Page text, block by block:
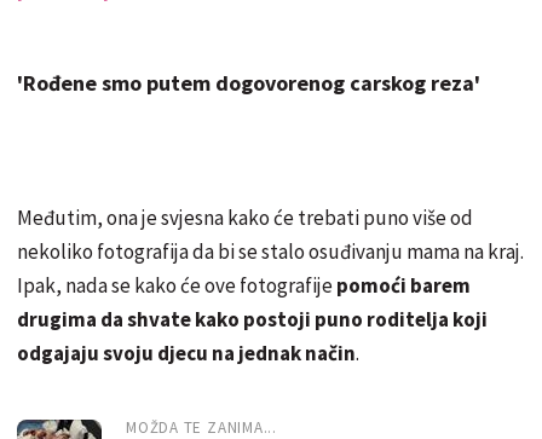
'Rođene smo putem dogovorenog carskog reza'
Međutim, ona je svjesna kako će trebati puno više od
nekoliko fotografija da bi se stalo osuđivanju mama na kraj.
Ipak, nada se kako će ove fotografijepomoći barem
drugima da shvate kako postoji puno roditelja koji
odgajaju svoju djecu na jednak način.
MOŽDA TE ZANIMA...